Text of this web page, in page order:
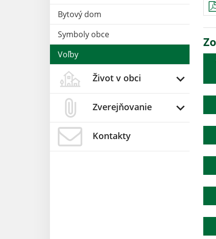
Bytový dom
Symboly obce
Voľby
Život v obci
Zverejňovanie
Kontakty